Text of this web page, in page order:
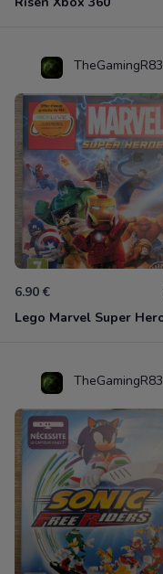
TheGamingR83
6.90 €
TheGamingR83